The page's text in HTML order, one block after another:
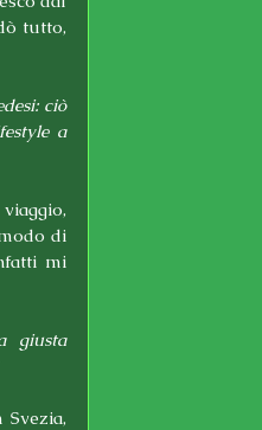
tutto,
ciò
a
di
mi
giusta